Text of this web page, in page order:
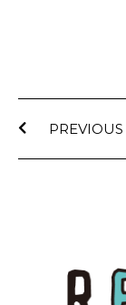
PREVIOUS